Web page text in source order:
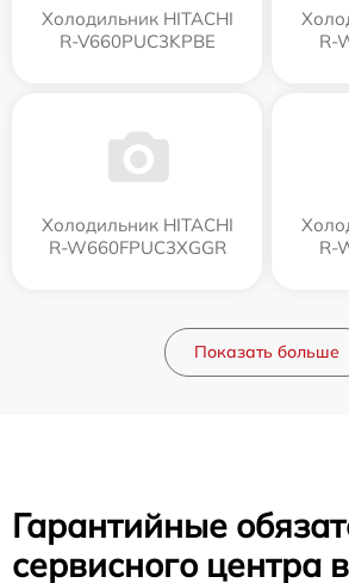
Холодильник HITACHI
R-V660PUC3KPBE
R-
Холодильник HITACHI
R-W660FPUC3XGGR
R-
Показать больше
Гарантийные
сервисного центра в